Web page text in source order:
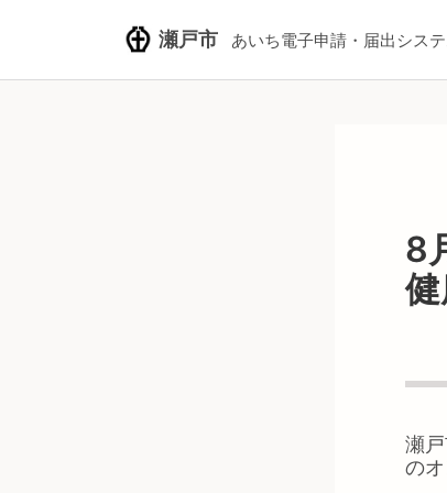
瀬戸市 あいち電子申請・届出シス
8
瀬
の